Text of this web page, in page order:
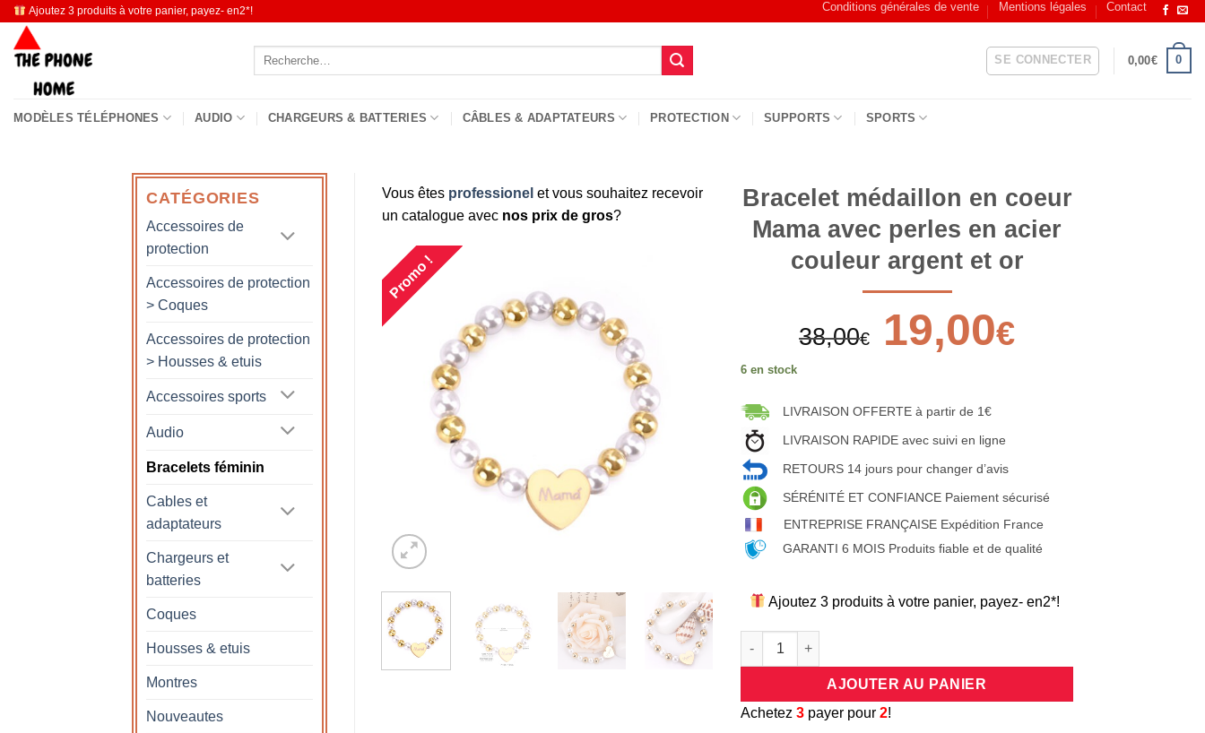
Passer
contenu
Ajoutez 3 produits à votre panier, payez- en2*! Conditions générales de vente Mentions légales Contact
Recherche
SE CONNECTER 0,00€ 0
MODÈLES TÉLÉPHONES AUDIO CHARGEURS & BATTERIES CÂBLES & ADAPTATEURS PROTECTION SUPPORTS SPORTS
CATÉGORIES
Accessoires de
protection
Accessoires de protection
> Coques
Accessoires de protection
> Housses & etuis
Accessoires sports
Audio
Bracelets féminin
Cables et
adaptateurs
Chargeurs et
batteries
Coques
Housses & etuis
Montres
Nouveautes
Vous êtes professionel et vous souhaitez recevoir
un catalogue avec nos prix de gros?
Promo !
Bracelet médaillon en coeur
Mama avec perles en acier
couleur argent et or
38,00€
Le
prix
initial
38,00€.
19,00€prix
6 en stock
LIVRAISON OFFERTE à partir de 1€
LIVRAISON RAPIDE avec suivi en ligne
RETOURS 14 jours pour changer d’avis
SÉRÉNITÉ ET CONFIANCE Paiement sécurisé
ENTREPRISE FRANÇAISE Expédition France
GARANTI 6 MOIS Produits fiable et de qualité
Ajoutez 3 produits à votre panier, payez- en2*!
quantité de Bracelet médaillon en coeur Mama avec perles en acier couleur
AJOUTER AU PANIER
Achetez3 payer pour2!